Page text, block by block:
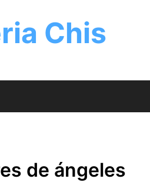
Chis
de ángeles